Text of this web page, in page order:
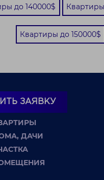
до 140000$
Квартиры до 150000$
ЗАЯВКУ
ДАЧИ